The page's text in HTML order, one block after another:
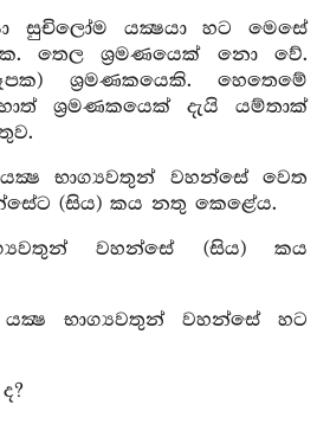
සුචිලෝම යක්‍ෂයා හට මෙසේ
තෙල ශ්‍රමණයෙක් නො වේ.
ශ්‍රමණකයෙකි. හෙතෙමේ
ශ්‍රමණකයෙක් දැයි යම්තාක්
භාග්‍යවතුන් වහන්සේ වෙත
(සිය) කය නතු කෙළේය.
වහන්සේ (සිය) කය
භාග්‍යවතුන් වහන්සේ හට